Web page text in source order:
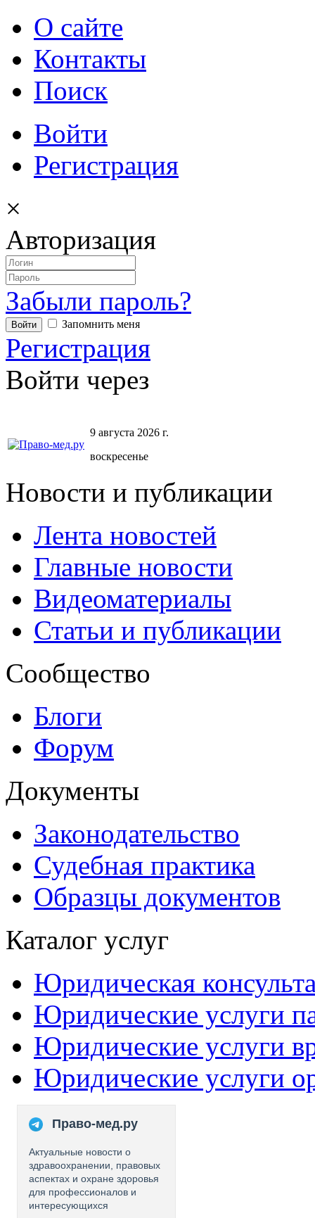
О сайте
Контакты
Поиск
Войти
Регистрация
×
Авторизация
Забыли пароль?
Запомнить меня
Регистрация
Войти через
9 августа 2026 г.
воскресенье
Новости и публикации
Лента новостей
Главные новости
Видеоматериалы
Статьи и публикации
Сообщество
Блоги
Форум
Документы
Законодательство
Судебная практика
Образцы документов
Каталог услуг
Юридическая
Юридические услуги
Юридические услуги
Юридические услуги
Право-мед.ру
Актуальные новости о
здравоохранении, правовых
аспектах и охране здоровья
для профессионалов и
интересующихся